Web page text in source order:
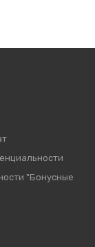
"Бонусные